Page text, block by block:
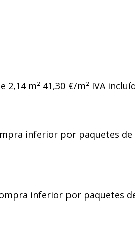
m² 41,30 €/m² IVA
inferior por paquetes de
inferior por paquetes